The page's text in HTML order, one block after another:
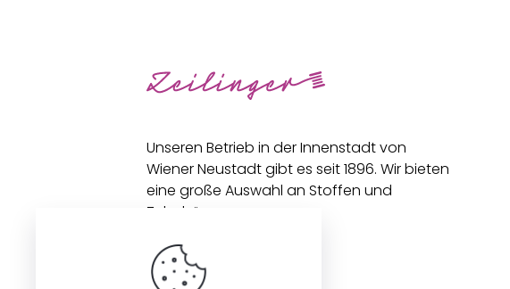
Unseren Betrieb in der Innenstadt von
Wiener Neustadt gibt es seit 1896. Wir bieten
eine große Auswahl an Stoffen und
Zubehör an.